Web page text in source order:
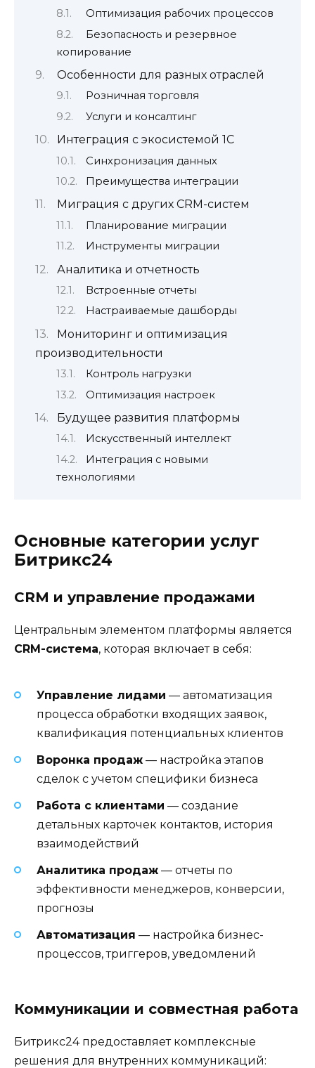
Оптимизация рабочих процессов
Безопасность и резервное
копирование
Особенности для разных отраслей
Розничная торговля
Услуги и консалтинг
Интеграция с экосистемой 1С
Синхронизация данных
Преимущества интеграции
Миграция с других CRM-систем
Планирование миграции
Инструменты миграции
Аналитика и отчетность
Встроенные отчеты
Настраиваемые дашборды
Мониторинг и оптимизация
производительности
Контроль нагрузки
Оптимизация настроек
Будущее развития платформы
Искусственный интеллект
Интеграция с новыми
технологиями
Основные категории услуг
Битрикс24
CRM и управление продажами
Центральным элементом платформы является
CRM-система, которая включает в себя:
Управление лидами — автоматизация
процесса обработки входящих заявок,
квалификация потенциальных клиентов
Воронка продаж — настройка этапов
сделок с учетом специфики бизнеса
Работа с клиентами — создание
детальных карточек контактов, история
взаимодействий
Аналитика продаж — отчеты по
эффективности менеджеров, конверсии,
прогнозы
Автоматизация — настройка бизнес-
процессов, триггеров, уведомлений
Коммуникации и совместная работа
Битрикс24 предоставляет комплексные
решения для внутренних коммуникаций: